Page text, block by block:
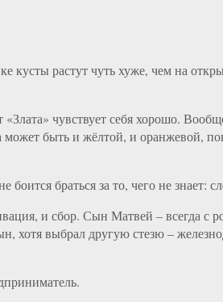
растут чуть хуже, чем на
чувствует себя хорошо.
быть и жёлтой, и оранжевой,
браться за то, чего не знает:
и сбор. Сын Матвей – всегда с
хотя выбрал другую стезю –